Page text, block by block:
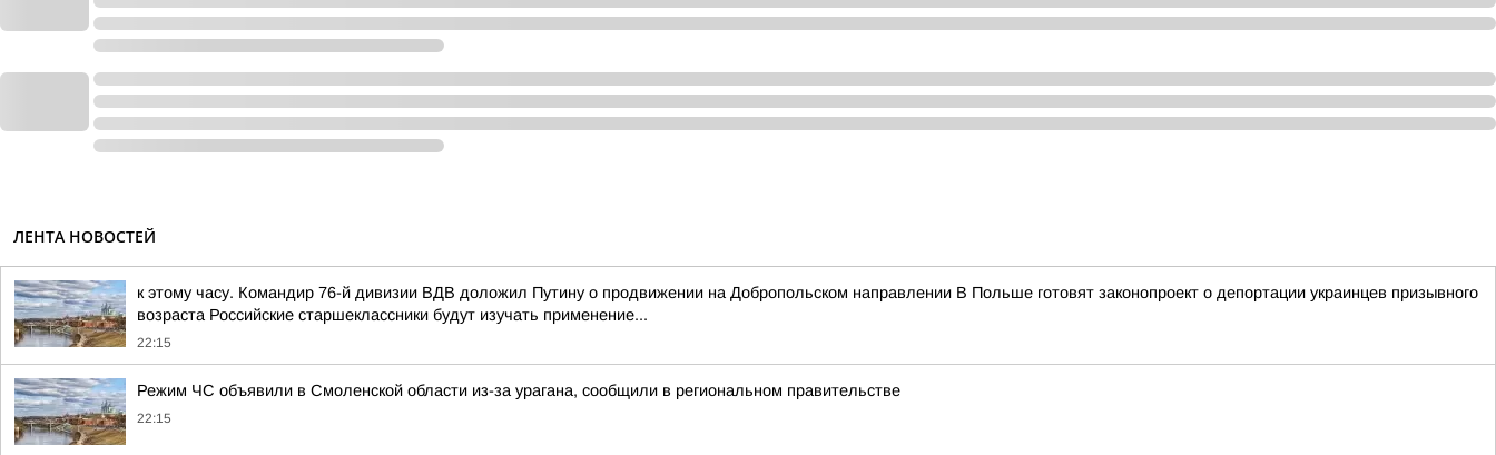
ЛЕНТА НОВОСТЕЙ
к этому часу. Командир 76-й дивизии ВДВ доложил Путину о продвижении на Добропольском направлении В Польше готовят законопроект о депортации украинцев призывного
возраста Российские старшеклассники будут изучать применение...
22:15
Режим ЧС объявили в Смоленской области из-за урагана, сообщили в региональном правительстве
22:15